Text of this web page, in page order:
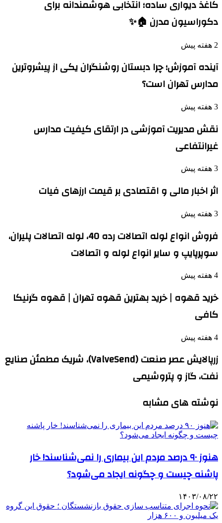
کاغذ دیواری ساده؛ انتخابی هوشمندانه برای
دکوراسیون مدرن 🏠✨
2 هفته پیش
آینده آموزش؛ چرا دبستان روشنگران یکی از پیشروترین
مدارس تهران است؟
3 هفته پیش
نقش مدیریت آموزشی در ارتقای کیفیت مدارس
غیرانتفاعی
3 هفته پیش
اثر اخبار مالی و اقتصادی بر قیمت ارزهای فیات
3 هفته پیش
فروش انواع لوله اتصالات رده 40، لوله اتصالات پلیران،
سوپرپایپ و سایر انواع لوله و اتصالات
4 هفته پیش
خرید قهوه | خرید بهترین قهوه تهران | قهوه گرنیکا
کافی
4 هفته پیش
زرپالایش عصر صنعت (ValveSend)، شریک مطمئن صنایع
نفت، گاز و پتروشیمی
نوشته های مشابه
هنوز ۹۰ درصد مردم این بیماری را نمی‌شناسند! خار
پاشنه چیست و چگونه ایجاد می‌شود؟
۱۴۰۳/۰۸/۲۲